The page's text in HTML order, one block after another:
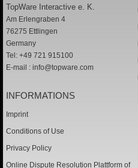
TopWare Interactive e. K.
Am Erlengraben 4
76275 Ettlingen
Germany
Tel: +49 721 915100
E-mail : info@topware.com
INFORMATIONS
Imprint
Conditions of Use
Privacy Policy
Online Dispute Resolution Plattform of